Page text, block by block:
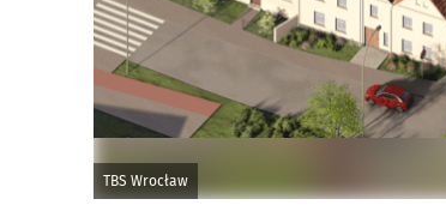
TBS Wrocław